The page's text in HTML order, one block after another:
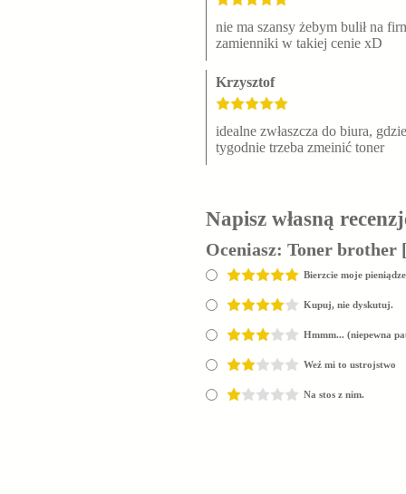
nie ma szansy żebym bulił na
zamienniki w takiej cenie xD
Krzysztof
idealne zwłaszcza do biura,
tygodnie trzeba zmeinić toner
Napisz własną
Oceniasz: Toner brother
Bierzcie moje
Kupuj, nie dyskutuj.
Hmmm... (niepewna
Weź mi to ustrojstwo
Na stos z nim.